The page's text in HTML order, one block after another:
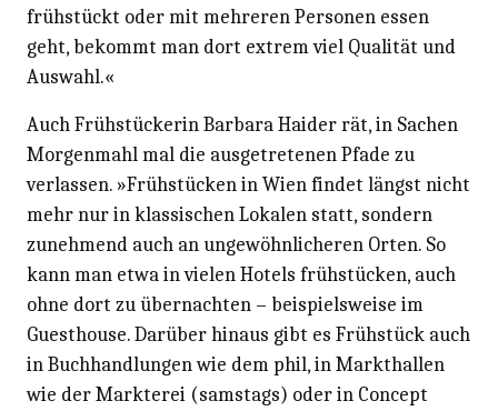
frühstückt oder mit mehreren Personen essen
geht, bekommt man dort extrem viel Qualität und
Auswahl.«
Auch Frühstückerin Barbara Haider rät, in Sachen
Morgenmahl mal die ausgetretenen Pfade zu
verlassen. »Frühstücken in Wien findet längst nicht
mehr nur in klassischen Lokalen statt, sondern
zunehmend auch an ungewöhnlicheren Orten. So
kann man etwa in vielen Hotels frühstücken, auch
ohne dort zu übernachten – beispielsweise im
Guesthouse. Darüber hinaus gibt es Frühstück auch
in Buchhandlungen wie dem phil, in Markthallen
wie der Markterei (samstags) oder in Concept